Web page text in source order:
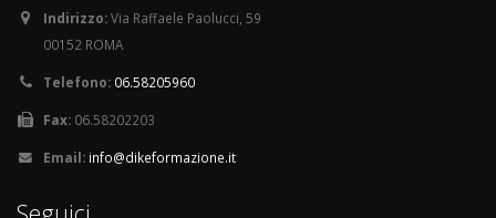
Indirizzo:Via Raffaele Paolucci, 59
00152 ROMA
Telefono: 06.58205960
Fax: 06.58202203
Email: info@dikeformazione.it